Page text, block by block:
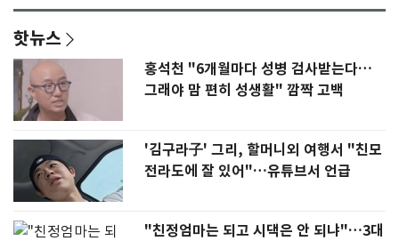
핫뉴스
홍석천 "6개월마다 성병 검사받는다…
그래야 맘 편히 성생활" 깜짝 고백
'김구라子' 그리, 할머니외 여행서 "친모
전라도에 잘 있어"…유튜브서 언급
"친정엄마는 되고 시댁은 안 되냐"…3대